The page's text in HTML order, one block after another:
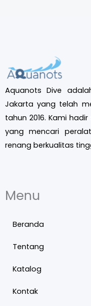
Aquanots Dive
Jakarta yang telah
tahun 2016. Kami
yang mencari
renang berkualitas
Menu
Beranda
Tentang
Katalog
Kontak